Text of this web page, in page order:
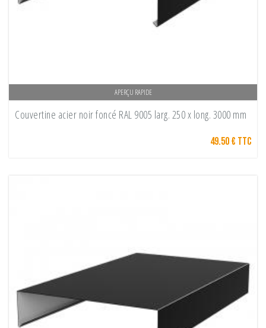
APERÇU RAPIDE
Couvertine acier noir foncé RAL 9005 larg. 250 x long. 3000 mm
49.50 € TTC